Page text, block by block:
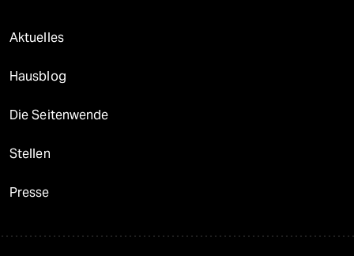
Aktuelles
Hausblog
Die Seitenwende
Stellen
Presse